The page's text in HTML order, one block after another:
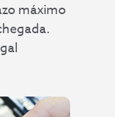
máximo